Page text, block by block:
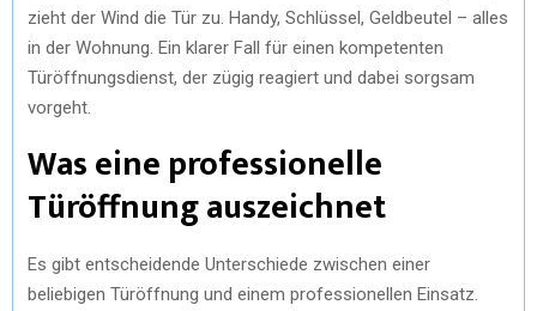
zieht der Wind die Tür zu. Handy, Schlüssel, Geldbeutel – alles
in der Wohnung. Ein klarer Fall für einen kompetenten
Türöffnungsdienst, der zügig reagiert und dabei sorgsam
vorgeht.
Was eine professionelle
Türöffnung auszeichnet
Es gibt entscheidende Unterschiede zwischen einer
beliebigen Türöffnung und einem professionellen Einsatz.